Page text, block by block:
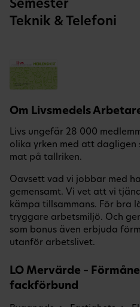
Semester
Teknik & Telefoni
Om Livsmedels
Livs ungefär 28 000
olika yrken med att
mat på tallriken.
Oavsett vad vi jobbar med
gemensamt. Vi vet att vi
kämpa tillsammans. För bra
tryggare arbetsmiljö. Och
som bonus även erbjuda
utanför arbetslivet.
LO Mervärde –
fackförbund